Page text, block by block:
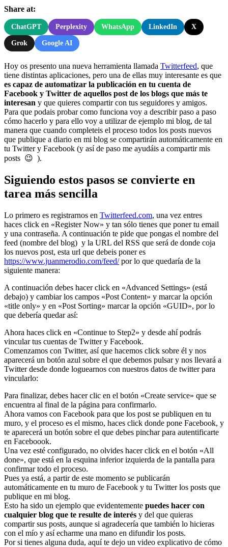
Share at:
ChatGPT Perplexity WhatsApp LinkedIn X
Grok Google AI
Hoy os presento una nueva herramienta llamada Twitterfeed, que
tiene distintas aplicaciones, pero una de ellas muy interesante es que
es capaz de automatizar la publicación en tu cuenta de
Facebook y Twitter de aquellos post de los blogs que más te
interesan y que quieres compartir con tus seguidores y amigos.
Para que podais probar como funciona voy a describir paso a paso
cómo hacerlo y para ello voy a utilizar de ejemplo mi blog, de tal
manera que cuando completeis el proceso todos los posts nuevos
que publique a diario en mi blog se compartirán automáticamente en
tu Twitter y Facebook (y así de paso me ayudáis a compartir mis
posts 😉 ).
Siguiendo estos pasos se convierte en
tarea más sencilla
Lo primero es registrarnos en Twitterfeed.com, una vez entres
haces click en «Register Now» y tan sólo tienes que poner tu email
y una contraseña. A continuación te pide que pongas el nombre del
feed (nombre del blog) y la URL del RSS que será de donde coja
los nuevos post, esta url que debeis poner es
https://www.juanmerodio.com/feed/por lo que quedaría de la
siguiente manera:
A continuación debes hacer click en «Advanced Settings» (está
debajo) y cambiar los campos «Post Content» y marcar la opción
«title only» y en «Post Sorting» marcar la opción «GUID», por lo
que debería quedar así:
Ahora haces click en «Continue to Step2» y desde ahí podrás
vincular tus cuentas de Twitter y Facebook.
Comenzamos con Twitter, así que hacemos click sobre él y nos
aparecerá un botón azul sobre el que debemos pulsar y nos llevará a
Twitter desde donde loguearnos con nuestros datos de twitter para
vincularlo:
Para finalizar, debes hacer clic en el botón «Create service» que se
encuentra al final de la página para confirmarlo.
Ahora vamos con Facebook para que los post se publiquen en tu
muro, y el proceso es el mismo, haces click donde pone Facebook, y
te aparecerá un botón sobre el que debes pinchar para autentificarte
en Faceboook.
Una vez esté configurado, no olvides hacer click en el botón «All
done», que está en la esquina inferior izquierda de la pantalla para
confirmar todo el proceso.
Pues ya está, a partir de este momento se publicarán
automáticamente en tu muro de Facebook y tu Twitter los posts que
publique en mi blog.
Esto ha sido un ejemplo que evidentemente puedes hacer con
cualquier blog que te resulte de interés y del que quieras
compartir sus posts, aunque si agradecería que también lo hicieras
con el mío y así echarme una mano en difundir los posts.
Por si tienes alguna duda, aquí te dejo un video explicativo de cómo